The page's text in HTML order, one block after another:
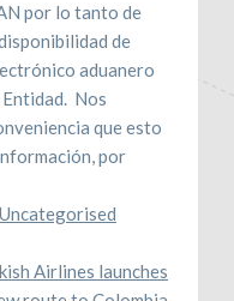
por lo tanto de
de
aduanero
Nos
que esto
por
Uncategorised
Airlines launches